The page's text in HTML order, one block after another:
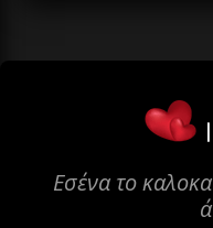
Εσένα το